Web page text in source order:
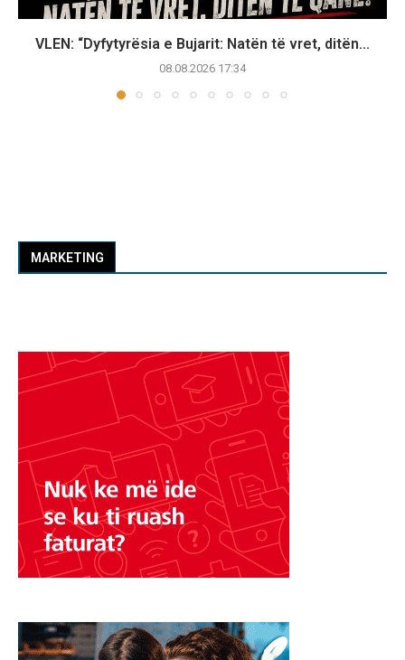
VLEN: “Dyfytyrësia e Bujarit: Natën të vret, ditën...
08.08.2026 17:34
MARKETING